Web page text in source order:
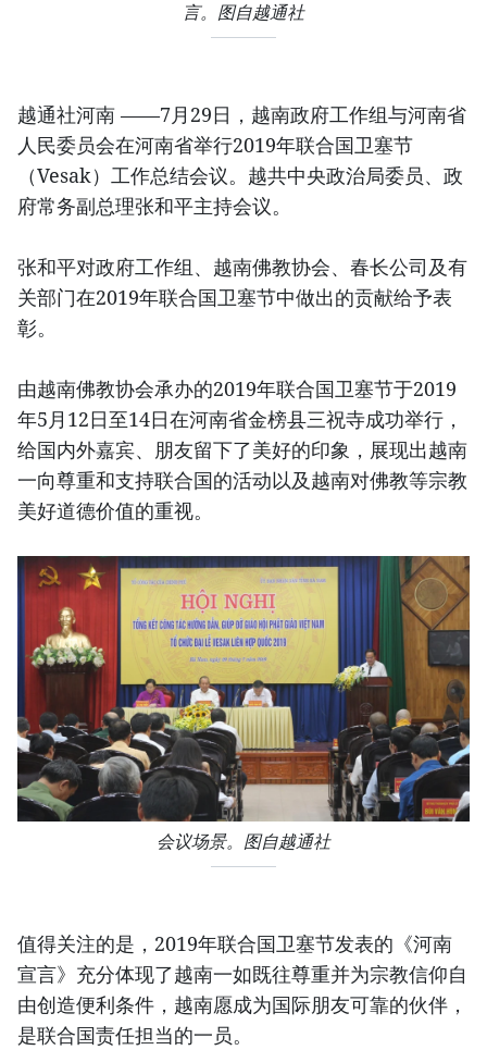
言。图自越通社
越通社河南 ——7月29日，越南政府工作组与河南省
人民委员会在河南省举行2019年联合国卫塞节
（Vesak）工作总结会议。越共中央政治局委员、政
府常务副总理张和平主持会议。
张和平对政府工作组、越南佛教协会、春长公司及有
关部门在2019年联合国卫塞节中做出的贡献给予表
彰。
由越南佛教协会承办的2019年联合国卫塞节于2019
年5月12日至14日在河南省金榜县三祝寺成功举行，
给国内外嘉宾、朋友留下了美好的印象，展现出越南
一向尊重和支持联合国的活动以及越南对佛教等宗教
美好道德价值的重视。
会议场景。图自越通社
值得关注的是，2019年联合国卫塞节发表的《河南
宣言》充分体现了越南一如既往尊重并为宗教信仰自
由创造便利条件，越南愿成为国际朋友可靠的伙伴，
是联合国责任担当的一员。